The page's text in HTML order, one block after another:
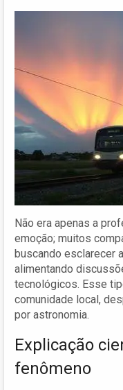
Não era apenas a
emoção; muitos
buscando esclarecer
alimentando
tecnológicos. Esse
comunidade local,
por astronomia.
Explicação
fenômeno